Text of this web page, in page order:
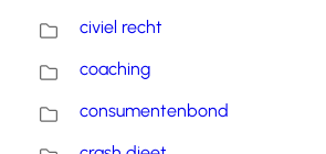
civiel recht
coaching
consumentenbond